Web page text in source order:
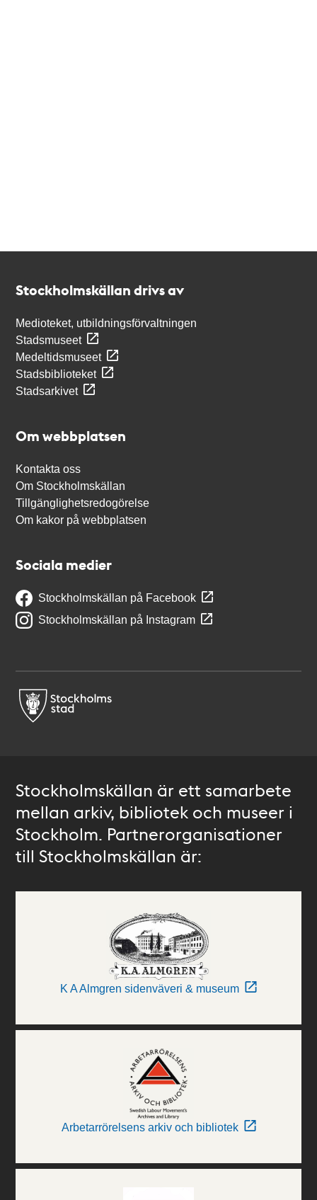
Stockholmskällan drivs av
Medioteket, utbildningsförvaltningen
Stadsmuseet
Medeltidsmuseet
Stadsbiblioteket
Stadsarkivet
Om webbplatsen
Kontakta oss
Om Stockholmskällan
Tillgänglighetsredogörelse
Om kakor på webbplatsen
Sociala medier
Stockholmskällan på Facebook
Stockholmskällan på Instagram
Stockholmskällan är ett samarbete
mellan arkiv, bibliotek och museer i
Stockholm. Partnerorganisationer
till Stockholmskällan är:
K A Almgren sidenväveri & museum
Arbetarrörelsens arkiv och bibliotek